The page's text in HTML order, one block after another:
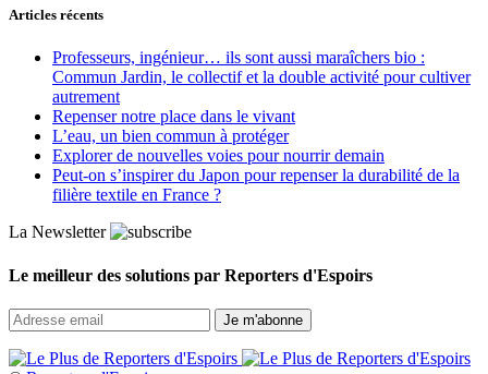
Articles récents
Professeurs, ingénieur… ils sont aussi maraîchers bio :
Commun Jardin, le collectif et la double activité pour cultiver
autrement
Repenser notre place dans le vivant
L’eau, un bien commun à protéger
Explorer de nouvelles voies pour nourrir demain
Peut‑on s’inspirer du Japon pour repenser la durabilité de la
filière textile en France ?
La Newsletter
Le meilleur des solutions par Reporters d'Espoirs